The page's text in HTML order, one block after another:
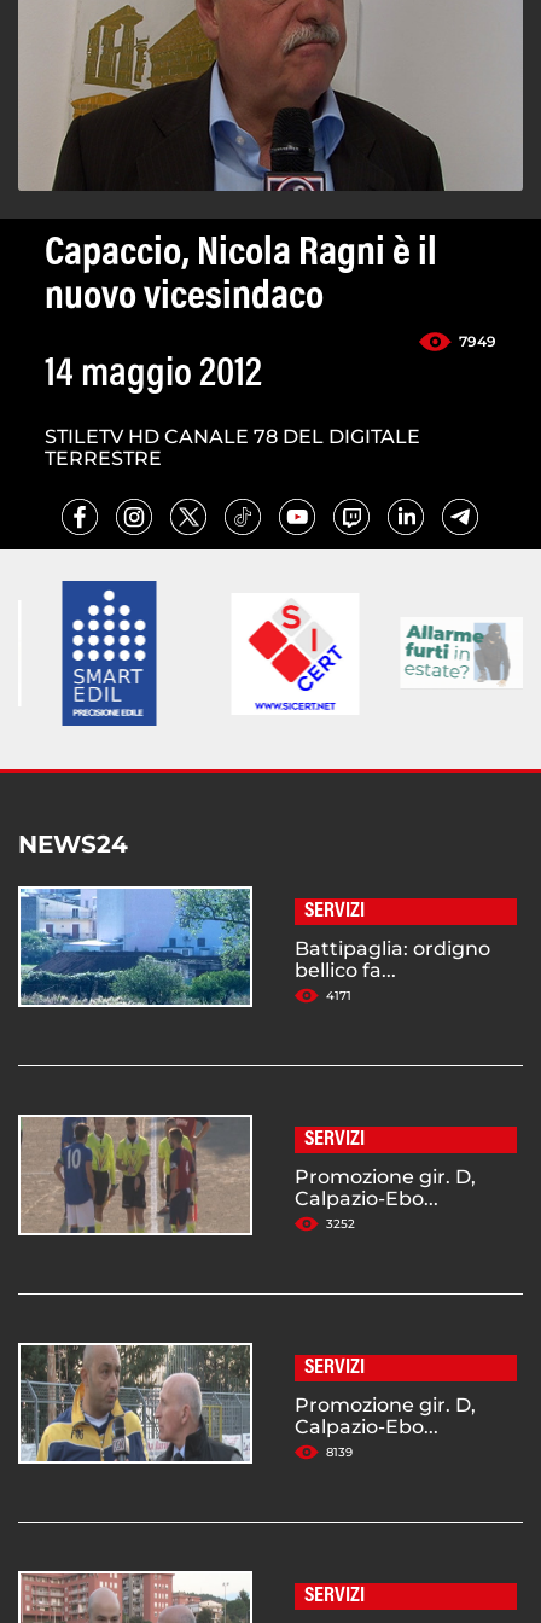
Capaccio, Nicola Ragni è il
nuovo vicesindaco
7949
14 maggio 2012
STILETV HD CANALE 78 DEL DIGITALE
TERRESTRE
NEWS24
SERVIZI
Battipaglia: ordigno
bellico fa...
4171
SERVIZI
Promozione gir. D,
Calpazio-Ebo...
3252
SERVIZI
Promozione gir. D,
Calpazio-Ebo...
8139
SERVIZI